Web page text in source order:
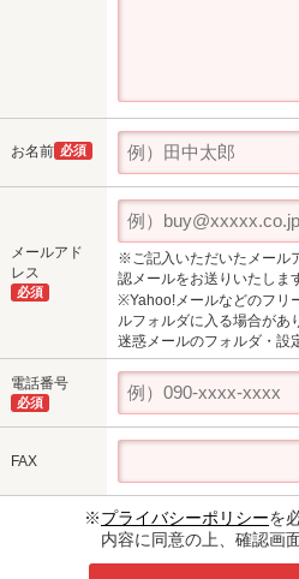
お名前 必須
メールアド
レス
必須
※ご記入いただいたメール
認メールをお送りいたしま
※Yahoo!メールなどのフリ
ルフォルダに入る場合があ
迷惑メールのフォルダ・設
電話番号
必須
FAX
※プライバシーポリシーを
内容に同意の上、確認画